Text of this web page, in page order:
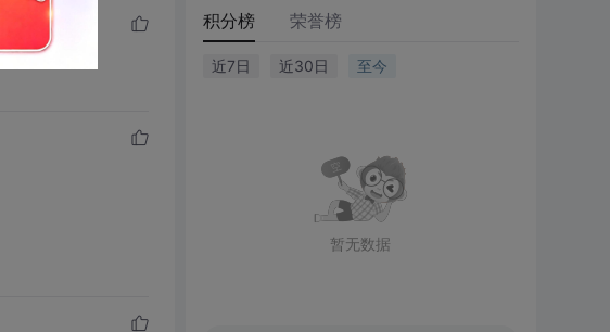
积分榜 荣誉榜
近7日 近30日 至今
暂无数据